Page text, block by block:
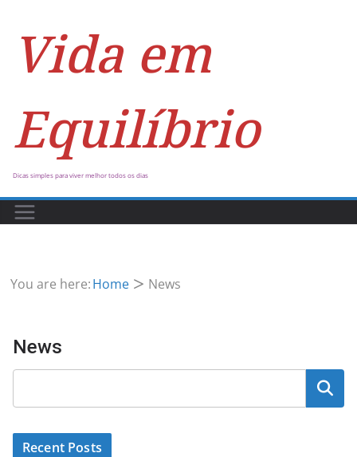
Vida em
Equilíbrio
Dicas simples para viver melhor todos os dias
You are here:Home News
News
Pesquisar
Recent Posts